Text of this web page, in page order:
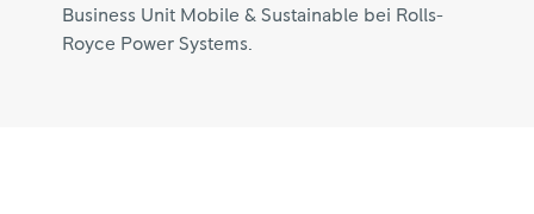
Business Unit Mobile & Sustainable bei Rolls-
Royce Power Systems.